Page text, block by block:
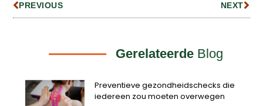
PREVIOUS NEXT
GerelateerdeBlog
Preventieve gezondheidschecks die
iedereen zou moeten overwegen